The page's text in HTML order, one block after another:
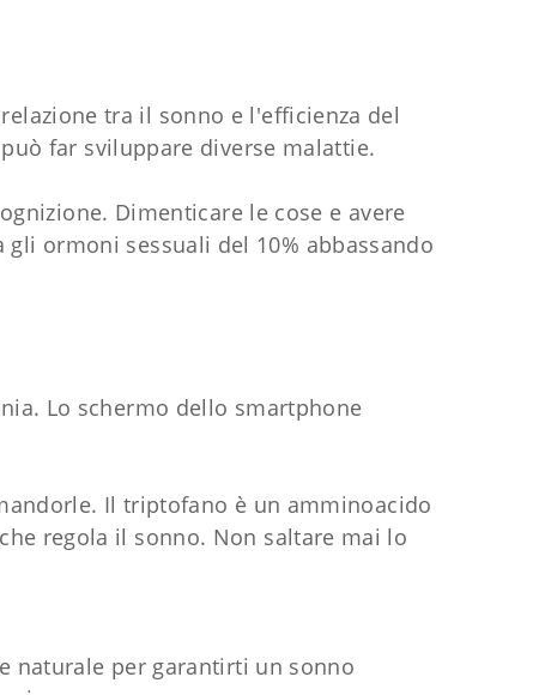
tra il sonno e l'efficienza del
far sviluppare diverse malattie.
Dimenticare le cose e avere
ormoni sessuali del 10% abbassando
Lo schermo dello smartphone
Il triptofano è un amminoacido
regola il sonno. Non saltare mai lo
naturale per garantirti un sonno